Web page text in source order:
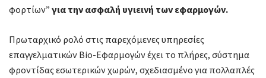
φορτίων” για την ασφαλή υγιεινή των εφαρμογών.
Πρωταρχικό ρολό στις παρεχόμενες υπηρεσίες
επαγγελματικών Bio-Εφαρμογών έχει το πλήρες, σύστημα
φροντίδας εσωτερικών χωρών, σχεδιασμένο για πολλαπλές